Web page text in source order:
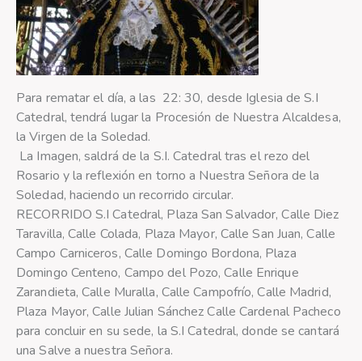
Para rematar el día, a las 22: 30, desde Iglesia de S.I
Catedral, tendrá lugar la Procesión de Nuestra Alcaldesa,
la Virgen de la Soledad.
La Imagen, saldrá de la S.I. Catedral tras el rezo del
Rosario y la reflexión en torno a Nuestra Señora de la
Soledad, haciendo un recorrido circular.
RECORRIDO S.I Catedral, Plaza San Salvador, Calle Diez
Taravilla, Calle Colada, Plaza Mayor, Calle San Juan, Calle
Campo Carniceros, Calle Domingo Bordona, Plaza
Domingo Centeno, Campo del Pozo, Calle Enrique
Zarandieta, Calle Muralla, Calle Campofrío, Calle Madrid,
Plaza Mayor, Calle Julian Sánchez Calle Cardenal Pacheco
para concluir en su sede, la S.I Catedral, donde se cantará
una Salve a nuestra Señora.